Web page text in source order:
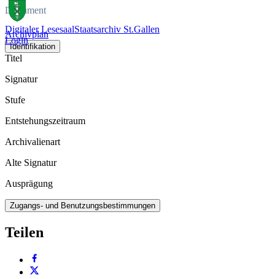
Digitaler LesesaalStaatsarchiv St.Gallen
Login
Dokument
Archivplan
Identifikation
Titel
Signatur
Stufe
Entstehungszeitraum
Archivalienart
Alte Signatur
Ausprägung
Zugangs- und Benutzungsbestimmungen
Teilen